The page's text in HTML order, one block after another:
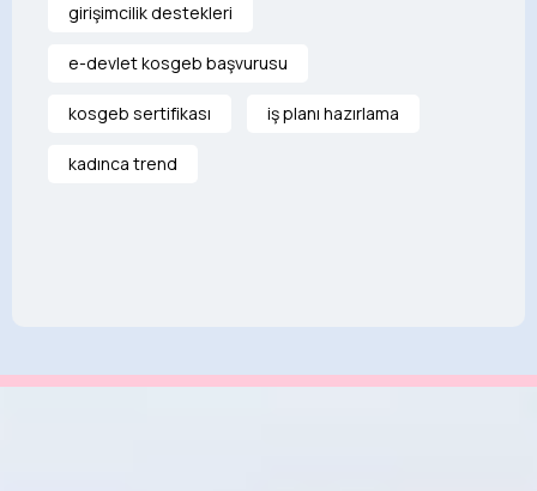
girişimcilik destekleri
e-devlet kosgeb başvurusu
kosgeb sertifikası iş planı hazırlama
kadınca trend